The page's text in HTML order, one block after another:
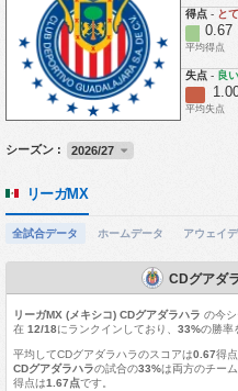
得点 - と
0.67
平均得点
失点 - 良い
平均失点
シーズン : 2026/27
リーガMX
全試合データ ホームデータ アウェイ
CDグアダ
リーガMX (メキシコ) CDグアダラハラ の今シ
在 12/18にランクインしており、 33%の勝率
平均してCDグアダラハラのスコアは0.67得
CDグアダラハラの試合の33%は両方のチー
得点は1.67点です。